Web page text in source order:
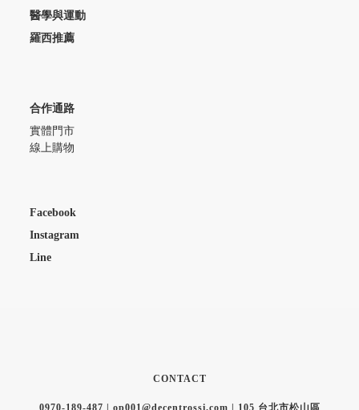
醫學與運動
羅西推薦
合作通路
實體門市
線上購物
Facebook
Instagram
Line
CONTACT
0970-189-487 | op001@decentrossi.com | 105 台北市松山區